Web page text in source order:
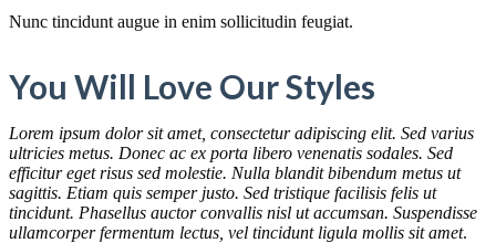
Nunc tincidunt augue in enim sollicitudin feugiat.
You Will Love Our Styles
Lorem ipsum dolor sit amet, consectetur adipiscing elit. Sed varius
ultricies metus. Donec ac ex porta libero venenatis sodales. Sed
efficitur eget risus sed molestie. Nulla blandit bibendum metus ut
sagittis. Etiam quis semper justo. Sed tristique facilisis felis ut
tincidunt. Phasellus auctor convallis nisl ut accumsan. Suspendisse
ullamcorper fermentum lectus, vel tincidunt ligula mollis sit amet.